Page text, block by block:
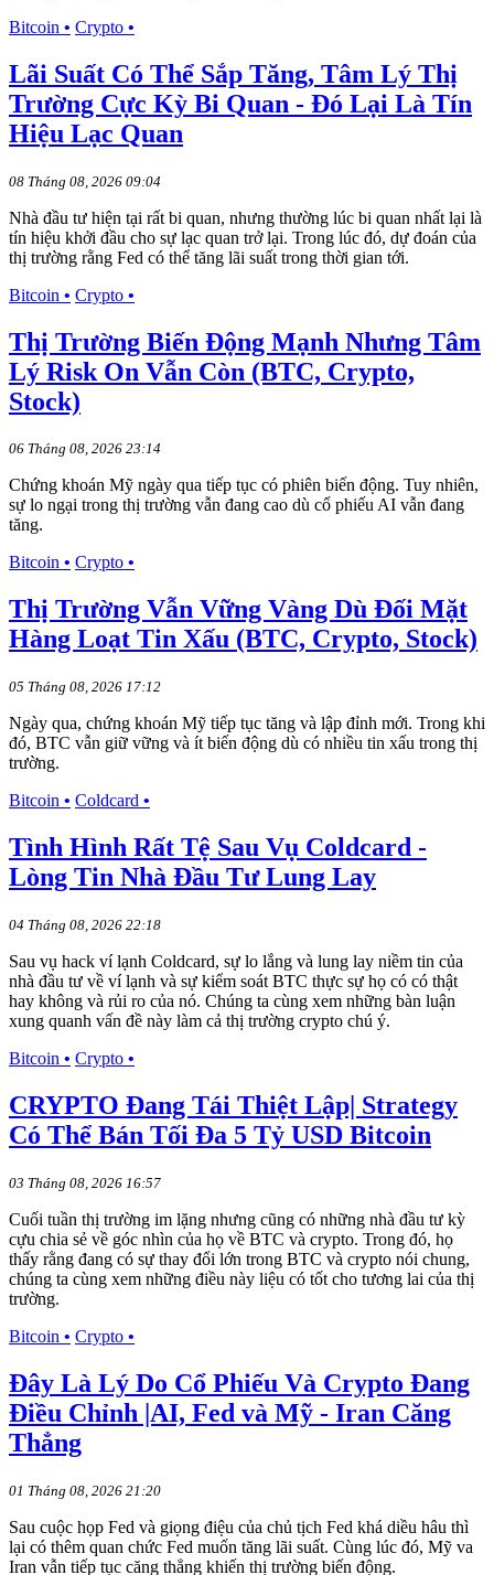
Bitcoin • Crypto •
Lãi Suất Có Thể Sắp Tăng, Tâm Lý Thị
Trường Cực Kỳ Bi Quan - Đó Lại Là Tín
Hiệu Lạc Quan
08 Tháng 08, 2026 09:04
Nhà đầu tư hiện tại rất bi quan, nhưng thường lúc bi quan nhất lại là
tín hiệu khởi đầu cho sự lạc quan trở lại. Trong lúc đó, dự đoán của
thị trường rằng Fed có thể tăng lãi suất trong thời gian tới.
Bitcoin • Crypto •
Thị Trường Biến Động Mạnh Nhưng Tâm
Lý Risk On Vẫn Còn (BTC, Crypto,
Stock)
06 Tháng 08, 2026 23:14
Chứng khoán Mỹ ngày qua tiếp tục có phiên biến động. Tuy nhiên,
sự lo ngại trong thị trường vẫn đang cao dù cổ phiếu AI vẫn đang
tăng.
Bitcoin • Crypto •
Thị Trường Vẫn Vững Vàng Dù Đối Mặt
Hàng Loạt Tin Xấu (BTC, Crypto, Stock)
05 Tháng 08, 2026 17:12
Ngày qua, chứng khoán Mỹ tiếp tục tăng và lập đỉnh mới. Trong khi
đó, BTC vẫn giữ vững và ít biến động dù có nhiều tin xấu trong thị
trường.
Bitcoin • Coldcard •
Tình Hình Rất Tệ Sau Vụ Coldcard -
Lòng Tin Nhà Đầu Tư Lung Lay
04 Tháng 08, 2026 22:18
Sau vụ hack ví lạnh Coldcard, sự lo lắng và lung lay niềm tin của
nhà đầu tư về ví lạnh và sự kiểm soát BTC thực sự họ có có thật
hay không và rủi ro của nó. Chúng ta cùng xem những bàn luận
xung quanh vấn đề này làm cả thị trường crypto chú ý.
Bitcoin • Crypto •
CRYPTO Đang Tái Thiệt Lập| Strategy
Có Thể Bán Tối Đa 5 Tỷ USD Bitcoin
03 Tháng 08, 2026 16:57
Cuối tuần thị trường im lặng nhưng cũng có những nhà đầu tư kỳ
cựu chia sẻ về góc nhìn của họ về BTC và crypto. Trong đó, họ
thấy rằng đang có sự thay đổi lớn trong BTC và crypto nói chung,
chúng ta cùng xem những điều này liệu có tốt cho tương lai của thị
trường.
Bitcoin • Crypto •
Đây Là Lý Do Cổ Phiếu Và Crypto Đang
Điều Chỉnh |AI, Fed và Mỹ - Iran Căng
Thẳng
01 Tháng 08, 2026 21:20
Sau cuộc họp Fed và giọng điệu của chủ tịch Fed khá diều hâu thì
lại có thêm quan chức Fed muốn tăng lãi suất. Cùng lúc đó, Mỹ va
Iran vẫn tiếp tục căng thẳng khiến thị trường biến động.